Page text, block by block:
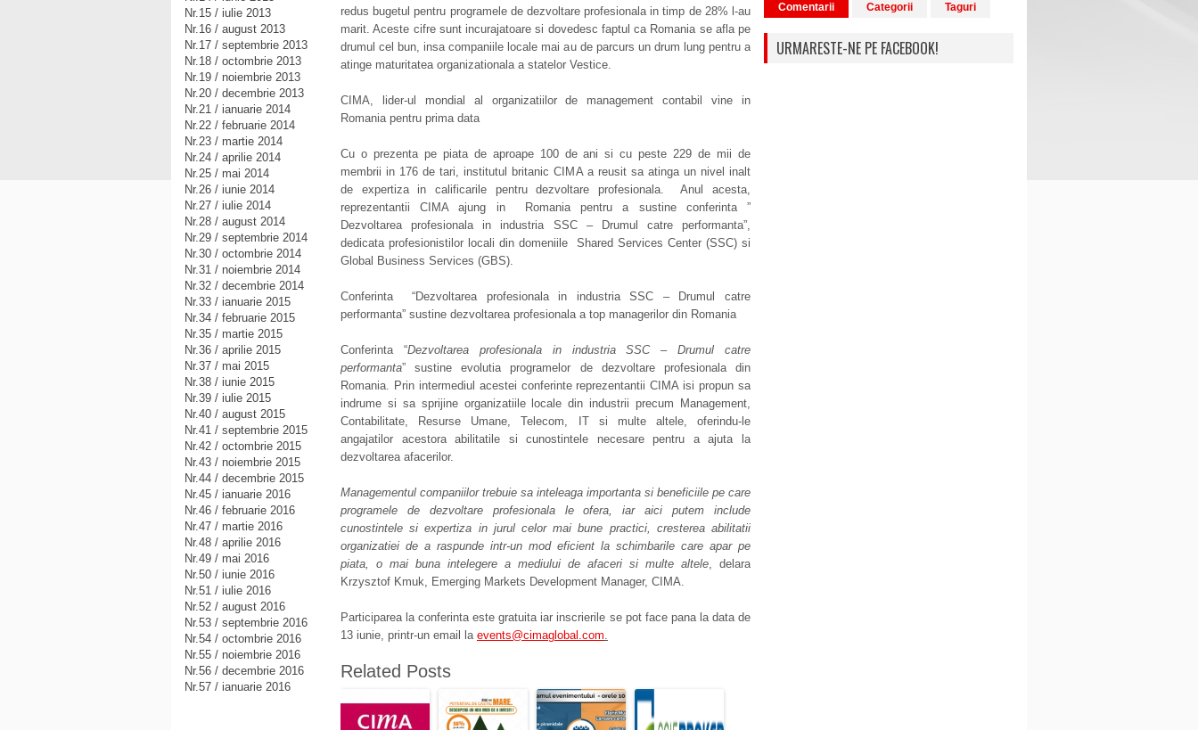
redus bugetul pentru programele de dezvoltare profesionala in timp de 28% l-au
marit. Aceste cifre sunt incurajatoare si dovedesc faptul ca Romania se afla pe
drumul cel bun, insa companiile locale mai au de parcurs un drum lung pentru a
atinge maturitatea organizationala a statelor Vestice.
CIMA, lider-ul mondial al organizatiilor de management contabil vine in
Romania pentru prima data
Cu o prezenta pe piata de aproape 100 de ani si cu peste 229 de mii de
membrii in 176 de tari, institutul britanic CIMA a reusit sa atinga un nivel inalt
de expertiza in calificarile pentru dezvoltare profesionala. Anul acesta,
reprezentantii CIMA ajung in Romania pentru a sustine conferinta ”
Dezvoltarea profesionala in industria SSC – Drumul catre performanta”,
dedicata profesionistilor locali din domeniile Shared Services Center (SSC) si
Global Business Services (GBS).
Conferinta “Dezvoltarea profesionala in industria SSC – Drumul catre
performanta” sustine dezvoltarea profesionala a top managerilor din Romania
Conferinta “Dezvoltarea profesionala in industria SSC – Drumul catre
performanta” sustine evolutia programelor de dezvoltare profesionala din
Romania. Prin intermediul acestei conferinte reprezentantii CIMA isi propun sa
indrume si sa sprijine organizatiile locale din industrii precum Management,
Contabilitate, Resurse Umane, Telecom, IT si multe altele, oferindu-le
angajatilor acestora abilitatile si cunostintele necesare pentru a ajuta la
dezvoltarea afacerilor.
Managementul companiilor trebuie sa inteleaga importanta si beneficiile pe care
programele de dezvoltare profesionala le ofera, iar aici putem include
cunostintele si expertiza in jurul celor mai bune practici, cresterea abilitatii
organizatiei de a raspunde intr-un mod eficient la schimbarile care apar pe
piata, o mai buna intelegere a mediului de afaceri si multe altele, delara
Krzysztof Kmuk, Emerging Markets Development Manager, CIMA.
Participarea la conferinta este gratuita iar inscrierile se pot face pana la data de
13 iunie, printr-un email la events@cimaglobal.com.
Related Posts
Nr.15 / iulie 2013
Nr.16 / august 2013
Nr.17 / septembrie 2013
Nr.18 / octombrie 2013
Nr.19 / noiembrie 2013
Nr.20 / decembrie 2013
Nr.21 / ianuarie 2014
Nr.22 / februarie 2014
Nr.23 / martie 2014
Nr.24 / aprilie 2014
Nr.25 / mai 2014
Nr.26 / iunie 2014
Nr.27 / iulie 2014
Nr.28 / august 2014
Nr.29 / septembrie 2014
Nr.30 / octombrie 2014
Nr.31 / noiembrie 2014
Nr.32 / decembrie 2014
Nr.33 / ianuarie 2015
Nr.34 / februarie 2015
Nr.35 / martie 2015
Nr.36 / aprilie 2015
Nr.37 / mai 2015
Nr.38 / iunie 2015
Nr.39 / iulie 2015
Nr.40 / august 2015
Nr.41 / septembrie 2015
Nr.42 / octombrie 2015
Nr.43 / noiembrie 2015
Nr.44 / decembrie 2015
Nr.45 / ianuarie 2016
Nr.46 / februarie 2016
Nr.47 / martie 2016
Nr.48 / aprilie 2016
Nr.49 / mai 2016
Nr.50 / iunie 2016
Nr.51 / iulie 2016
Nr.52 / august 2016
Nr.53 / septembrie 2016
Nr.54 / octombrie 2016
Nr.55 / noiembrie 2016
Nr.56 / decembrie 2016
Nr.57 / ianuarie 2016
Comentarii Categorii Taguri
URMARESTE-NE PE FACEBOOK!